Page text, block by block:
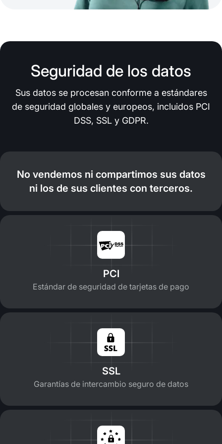
Seguridad de los datos
Sus datos se procesan conforme a estándares
de seguridad globales y europeos, incluidos PCI
DSS, SSL y GDPR.
No vendemos ni compartimos sus datos
ni los de sus clientes con terceros.
PCI
Estándar de seguridad de tarjetas de pago
SSL
Garantías de intercambio seguro de datos